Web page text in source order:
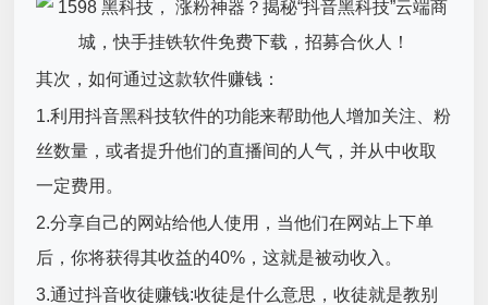
其次，如何通过这款软件赚钱：
1.利用抖音黑科技软件的功能来帮助他人增加关注、粉
丝数量，或者提升他们的直播间的人气，并从中收取
一定费用。
2.分享自己的网站给他人使用，当他们在网站上下单
后，你将获得其收益的40%，这就是被动收入。
3.通过抖音收徒赚钱:收徒是什么意思，收徒就是教别